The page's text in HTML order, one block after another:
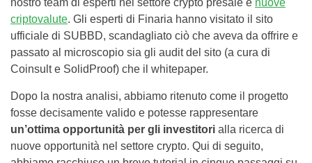
nostro team di esperti nel settore crypto presale e nuove
criptovalute. Gli esperti di Finaria hanno visitato il sito
ufficiale di SUBBD, scandagliato ciò che aveva da offrire e
passato al microscopio sia gli audit del sito (a cura di
Coinsult e SolidProof) che il whitepaper.
Dopo la nostra analisi, abbiamo ritenuto come il progetto
fosse decisamente valido e potesse rappresentare
un’ottima opportunità per gli investitori alla ricerca di
nuove opportunità nel settore crypto. Qui di seguito,